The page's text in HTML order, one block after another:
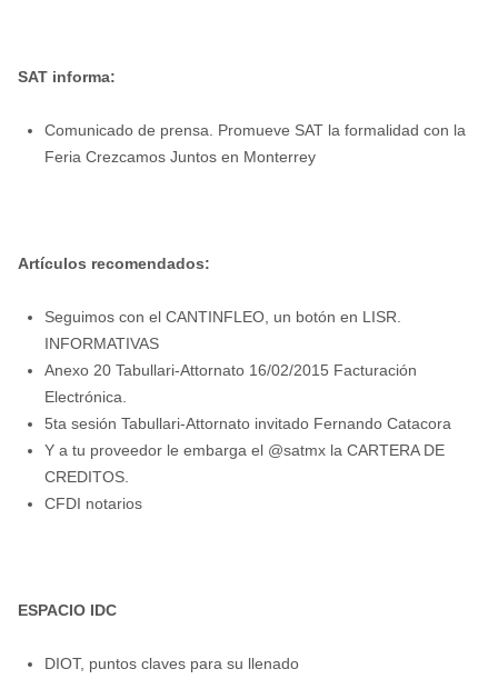
SAT informa:
Comunicado de prensa. Promueve SAT la formalidad con la
Feria Crezcamos Juntos en Monterrey
Artículos recomendados:
Seguimos con el CANTINFLEO, un botón en LISR.
INFORMATIVAS
Anexo 20 Tabullari-Attornato 16/02/2015 Facturación
Electrónica.
5ta sesión Tabullari-Attornato invitado Fernando Catacora
Y a tu proveedor le embarga el @satmx la CARTERA DE
CREDITOS.
CFDI notarios
ESPACIO IDC
DIOT, puntos claves para su llenado